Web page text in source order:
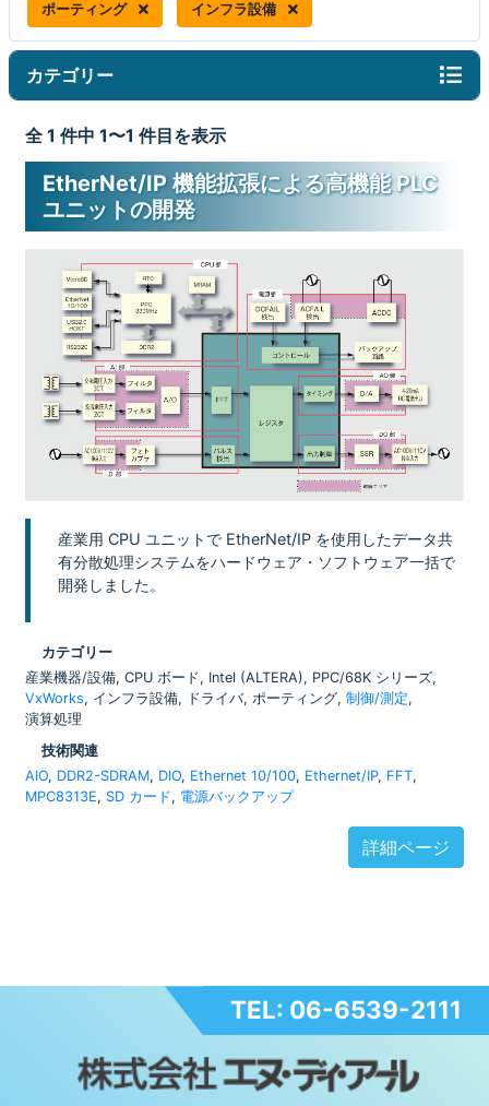
ポーティング インフラ設備
カテゴリー
全 1 件中 1〜1 件目を表示
EtherNet/IP 機能拡張による高機能 PLC
ユニットの開発
産業用 CPU ユニットで EtherNet/IP を使用したデータ共
有分散処理システムをハードウェア・ソフトウェア一括で
開発しました。
カテゴリー
産業機器/設備, CPU ボード, Intel (ALTERA), PPC/68K シリーズ,
VxWorks, インフラ設備, ドライバ, ポーティング, 制御/測定,
演算処理
技術関連
AIO, DDR2-SDRAM, DIO, Ethernet 10/100, Ethernet/IP, FFT,
MPC8313E, SD カード, 電源バックアップ
詳細ページ
TEL: 06-6539-2111